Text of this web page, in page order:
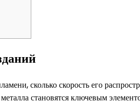
сколько скорость его
становятся ключевым